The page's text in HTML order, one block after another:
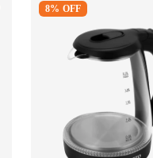
Aroma ACEV01L02
8% OFF